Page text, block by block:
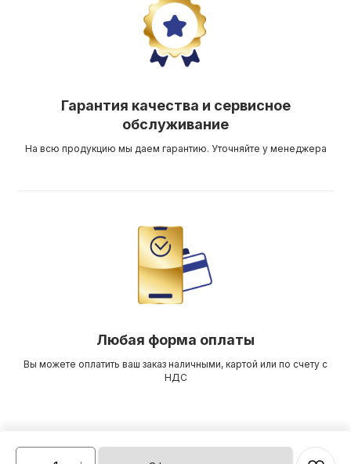
Гарантия качества и сервисное
обслуживание
На всю продукцию мы даем гарантию. Уточняйте у менеджера
Любая форма оплаты
Вы можете оплатить ваш заказ наличными, картой или по счету с
НДС